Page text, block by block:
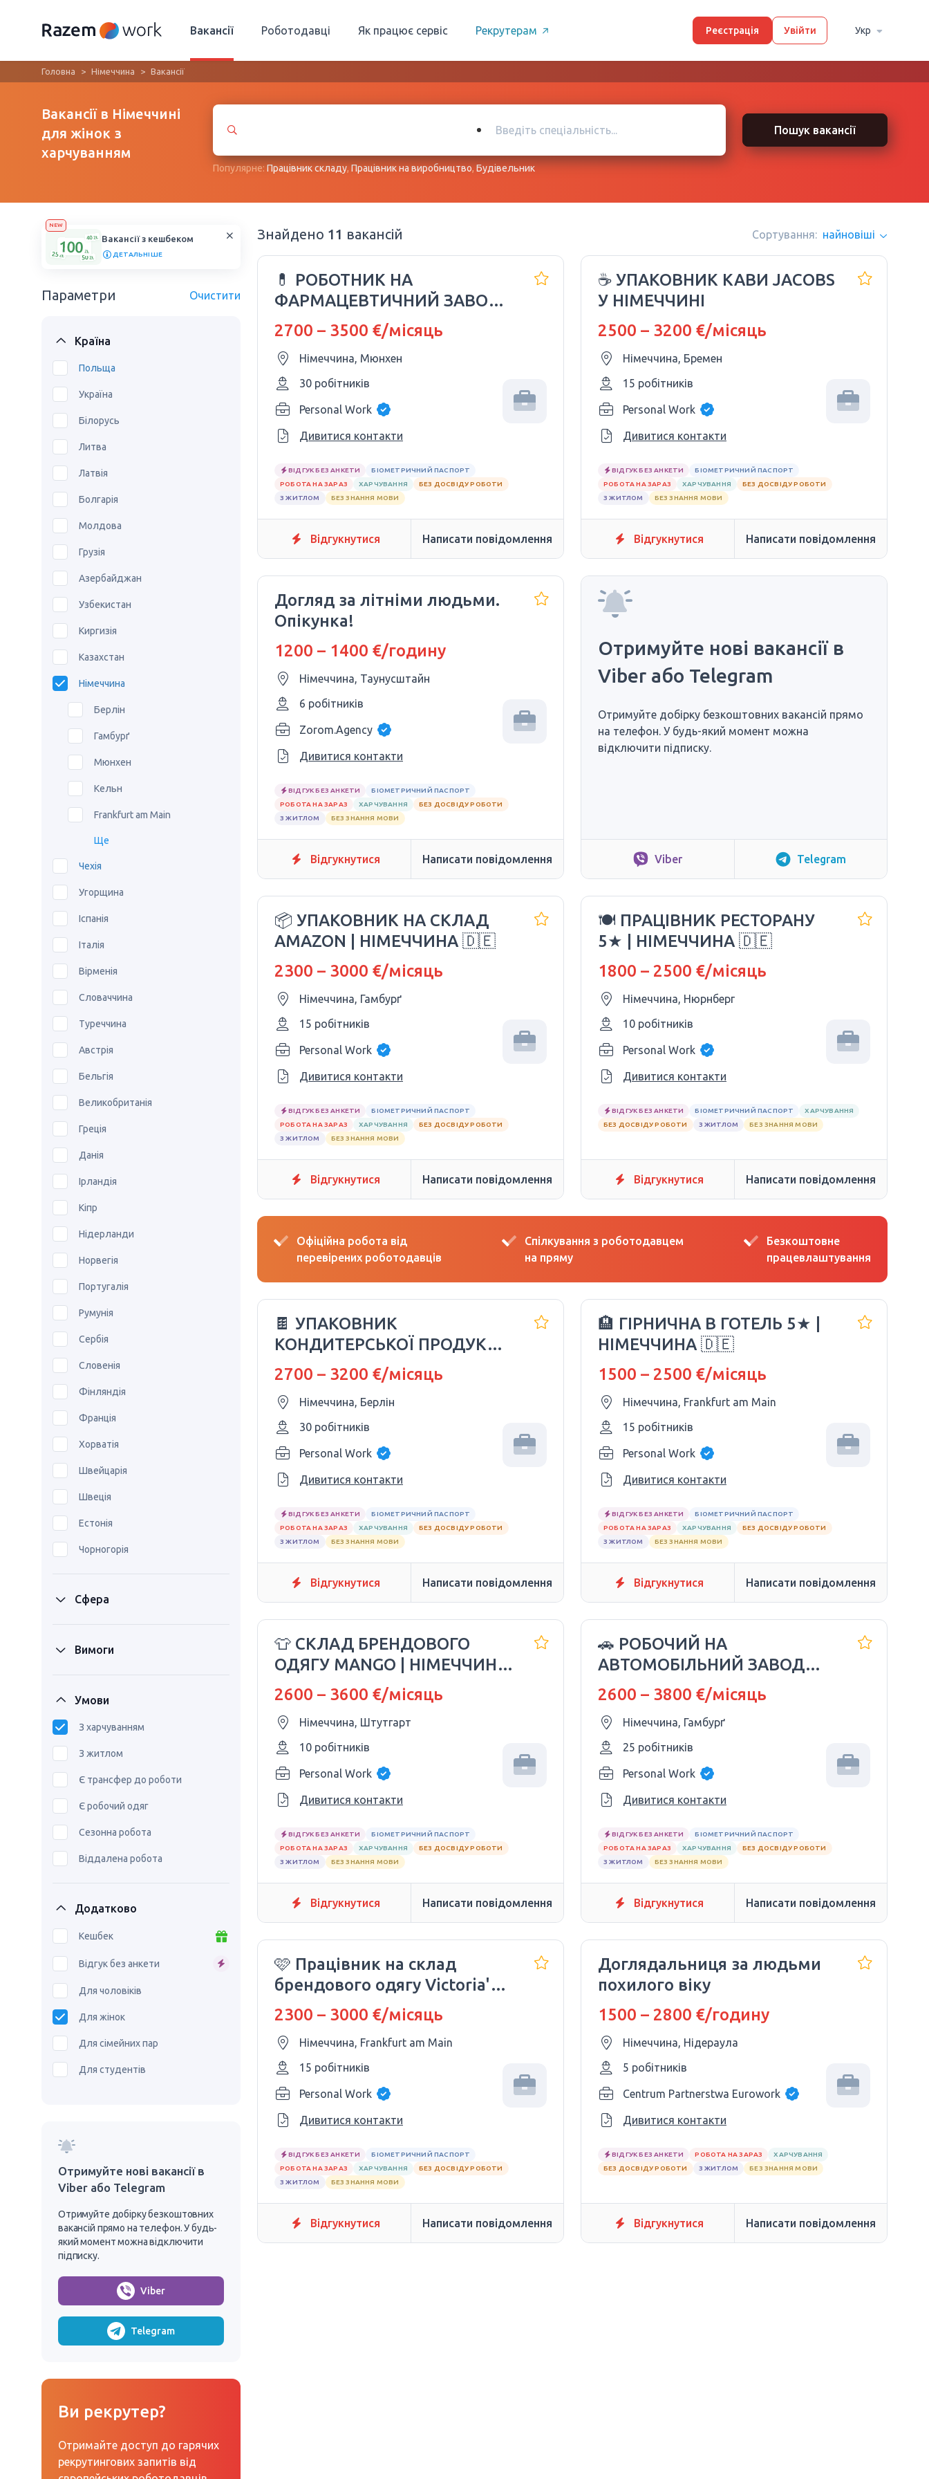
Вакансії Роботодавці Як працює сервіс Рекрутерам Реєстрація Увійти Укр
Головна Німеччина Вакансії
Вакансії в Німеччині
для жінок з
харчуванням
Пошук вакансії
Популярне:Працівник складу,Працівник на виробництво,Будівельник
NEW
Вакансії з кешбеком
ДЕТАЛЬНІШЕ
Параметри Очистити
Країна
Польща
Україна
Білорусь
Литва
Латвія
Болгарія
Молдова
Грузія
Азербайджан
Узбекистан
Киргизія
Казахстан
Німеччина
Берлін
Гамбурґ
Мюнхен
Кельн
Frankfurt am Main
Ще
Чехія
Угорщина
Іспанія
Італія
Вірменія
Словаччина
Туреччина
Австрія
Бельгія
Великобританія
Греція
Данія
Ірландія
Кіпр
Нідерланди
Норвегія
Португалія
Румунія
Сербія
Словенія
Фінляндія
Франція
Хорватія
Швейцарія
Швеція
Естонія
Чорногорія
Сфера
Вимоги
Умови
З харчуванням
З житлом
Є трансфер до роботи
Є робочий одяг
Сезонна робота
Віддалена робота
Додатково
Кешбек
Відгук без анкети
Для чоловіків
Для жінок
Для сімейних пар
Для студентів
Отримуйте нові вакансії в
Viber або Telegram
Отримуйте добірку безкоштовних
вакансій прямо на телефон. У будь-
який момент можна відключити
підписку.
Viber
Telegram
Ви рекрутер?
Отримайте доступ до гарячих
рекрутингових запитів від
Знайдено 11 вакансій Сортування: найновіші
💊 РОБОТНИК НА
ФАРМАЦЕВТИЧНИЙ ЗАВОД
У НІМЕЧЧИНІ
2700 – 3500 €/місяць
Німеччина, Мюнхен
30 робітників
Personal Work
Дивитися контакти
ВІДГУК БЕЗ АНКЕТИ
БІОМЕТРИЧНИЙ ПАСПОРТ
РОБОТА НА ЗАРАЗ
ХАРЧУВАННЯ
БЕЗ ДОСВІДУ РОБОТИ
З ЖИТЛОМ
БЕЗ ЗНАННЯ МОВИ
Відгукнутися Написати повідомлення
☕ УПАКОВНИК КАВИ JACOBS
У НІМЕЧЧИНІ
2500 – 3200 €/місяць
Німеччина, Бремен
15 робітників
Personal Work
Дивитися контакти
ВІДГУК БЕЗ АНКЕТИ
БІОМЕТРИЧНИЙ ПАСПОРТ
РОБОТА НА ЗАРАЗ
ХАРЧУВАННЯ
БЕЗ ДОСВІДУ РОБОТИ
З ЖИТЛОМ
БЕЗ ЗНАННЯ МОВИ
Відгукнутися Написати повідомлення
Догляд за літніми людьми.
Опікунка!
1200 – 1400 €/годину
Німеччина, Таунусштайн
6 робітників
Zorom.Agency
Дивитися контакти
ВІДГУК БЕЗ АНКЕТИ
БІОМЕТРИЧНИЙ ПАСПОРТ
РОБОТА НА ЗАРАЗ
ХАРЧУВАННЯ
БЕЗ ДОСВІДУ РОБОТИ
З ЖИТЛОМ
БЕЗ ЗНАННЯ МОВИ
Відгукнутися Написати повідомлення
Отримуйте нові вакансії в
Viber або Telegram
Отримуйте добірку безкоштовних вакансій прямо
на телефон. У будь-який момент можна
відключити підписку.
Viber Telegram
📦 УПАКОВНИК НА СКЛАД
AMAZON | НІМЕЧЧИНА 🇩🇪
2300 – 3000 €/місяць
Німеччина, Гамбурґ
15 робітників
Personal Work
Дивитися контакти
ВІДГУК БЕЗ АНКЕТИ
БІОМЕТРИЧНИЙ ПАСПОРТ
РОБОТА НА ЗАРАЗ
ХАРЧУВАННЯ
БЕЗ ДОСВІДУ РОБОТИ
З ЖИТЛОМ
БЕЗ ЗНАННЯ МОВИ
Відгукнутися Написати повідомлення
🍽 ПРАЦІВНИК РЕСТОРАНУ
5★ | НІМЕЧЧИНА 🇩🇪
1800 – 2500 €/місяць
Німеччина, Нюрнберг
10 робітників
Personal Work
Дивитися контакти
ВІДГУК БЕЗ АНКЕТИ БІОМЕТРИЧНИЙ ПАСПОРТ
ХАРЧУВАННЯ
БЕЗ ДОСВІДУ РОБОТИ
З ЖИТЛОМ БЕЗ ЗНАННЯ МОВИ
Відгукнутися Написати повідомлення
Офіційна робота від
перевірених роботодавців
Спілкування з роботодавцем
на пряму
Безкоштовне
працевлаштування
🍫 УПАКОВНИК
КОНДИТЕРСЬКОЇ ПРОДУКЦІЇ
SNICKERS | НІМЕЧЧИНА 🇩🇪
2700 – 3200 €/місяць
Німеччина, Берлін
30 робітників
Personal Work
Дивитися контакти
ВІДГУК БЕЗ АНКЕТИ
БІОМЕТРИЧНИЙ ПАСПОРТ
РОБОТА НА ЗАРАЗ
ХАРЧУВАННЯ
БЕЗ ДОСВІДУ РОБОТИ
З ЖИТЛОМ
БЕЗ ЗНАННЯ МОВИ
Відгукнутися Написати повідомлення
🏨 ГІРНИЧНА В ГОТЕЛЬ 5★ |
НІМЕЧЧИНА 🇩🇪
1500 – 2500 €/місяць
Німеччина, Frankfurt am Main
15 робітників
Personal Work
Дивитися контакти
ВІДГУК БЕЗ АНКЕТИ
БІОМЕТРИЧНИЙ ПАСПОРТ
РОБОТА НА ЗАРАЗ
ХАРЧУВАННЯ
БЕЗ ДОСВІДУ РОБОТИ
З ЖИТЛОМ
БЕЗ ЗНАННЯ МОВИ
Відгукнутися Написати повідомлення
👕 СКЛАД БРЕНДОВОГО
ОДЯГУ MANGO | НІМЕЧЧИНА
🇩🇪
2600 – 3600 €/місяць
Німеччина, Штутгарт
10 робітників
Personal Work
Дивитися контакти
ВІДГУК БЕЗ АНКЕТИ
БІОМЕТРИЧНИЙ ПАСПОРТ
РОБОТА НА ЗАРАЗ
ХАРЧУВАННЯ
БЕЗ ДОСВІДУ РОБОТИ
З ЖИТЛОМ
БЕЗ ЗНАННЯ МОВИ
Відгукнутися Написати повідомлення
🚗 РОБОЧИЙ НА
АВТОМОБІЛЬНИЙ ЗАВОД
VOLKSWAGEN
2600 – 3800 €/місяць
Німеччина, Гамбурґ
25 робітників
Personal Work
Дивитися контакти
ВІДГУК БЕЗ АНКЕТИ
БІОМЕТРИЧНИЙ ПАСПОРТ
РОБОТА НА ЗАРАЗ
ХАРЧУВАННЯ
БЕЗ ДОСВІДУ РОБОТИ
З ЖИТЛОМ
БЕЗ ЗНАННЯ МОВИ
Відгукнутися Написати повідомлення
🩷 Працівник на склад
брендового одягу Victoria's
Secret
2300 – 3000 €/місяць
Німеччина, Frankfurt am Main
15 робітників
Personal Work
Дивитися контакти
ВІДГУК БЕЗ АНКЕТИ
БІОМЕТРИЧНИЙ ПАСПОРТ
РОБОТА НА ЗАРАЗ
ХАРЧУВАННЯ
БЕЗ ДОСВІДУ РОБОТИ
З ЖИТЛОМ
БЕЗ ЗНАННЯ МОВИ
Відгукнутися Написати повідомлення
Доглядальниця за людьми
похилого віку
1500 – 2800 €/годину
Німеччина, Нідераула
5 робітників
Centrum Partnerstwa Eurowork
Дивитися контакти
ВІДГУК БЕЗ АНКЕТИ РОБОТА НА ЗАРАЗ
ХАРЧУВАННЯ
БЕЗ ДОСВІДУ РОБОТИ
З ЖИТЛОМ БЕЗ ЗНАННЯ МОВИ
Відгукнутися Написати повідомлення